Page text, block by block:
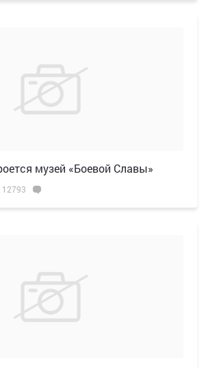
музей «Боевой Славы»
12793